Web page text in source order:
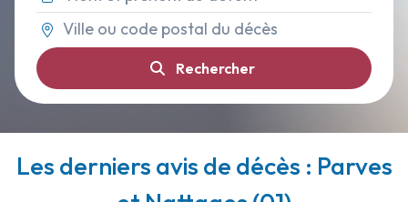
Rechercher
Les derniers avis de décès : Parves